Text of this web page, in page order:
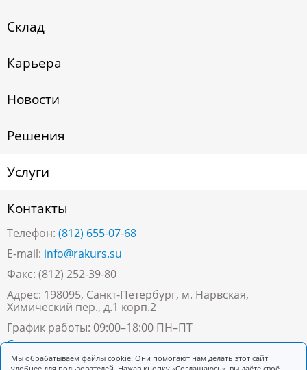
Мы обрабатываем файлы cookie. Они помогают нам делать этот сайт
Склад
Карьера
Новости
Решения
Услуги
Контакты
Телефон: (812) 655-07-68
E-mail: info@rakurs.su
Факс: (812) 252-39-80
Адрес: 198095, Санкт-Петербург, м. Нарвская,
Химический пер., д.1 корп.2
График работы: 09:00–18:00 ПН–ПТ
Скачать реквизиты